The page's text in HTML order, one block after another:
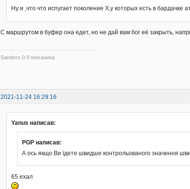
Ну и ,что что испугает поколение X,у которых есть в бардачке
С маршрутом в буфер она едет, но не дай вам бог её закрыть,
Sandero 0.9 механика
2021-11-24 16:29:16
Yanus написав:
PGP написав:
А ось якщо Ви їдете швидше контрольованого значення
65 ехал